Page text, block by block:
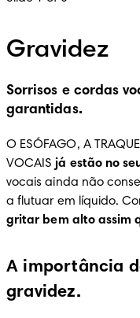
Gravidez
Sorrisos e cordas
garantidas.
O ESÓFAGO, A
VOCAIS já estão no
vocais ainda não
a flutuar em líquido.
gritar bem alto assim
A importância
gravidez.